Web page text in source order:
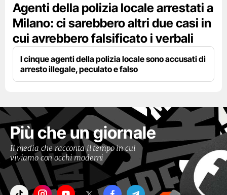
Agenti della polizia locale arrestati a
Milano: ci sarebbero altri due casi in
cui avrebbero falsificato i verbali
I cinque agenti della polizia locale sono accusati di
arresto illegale, peculato e falso
Più che un giornale
Il media che racconta il tempo in cui
viviamo con occhi moderni